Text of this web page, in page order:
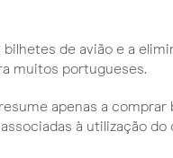
de avião e a
muitos portugueses.
apenas a
à utilização